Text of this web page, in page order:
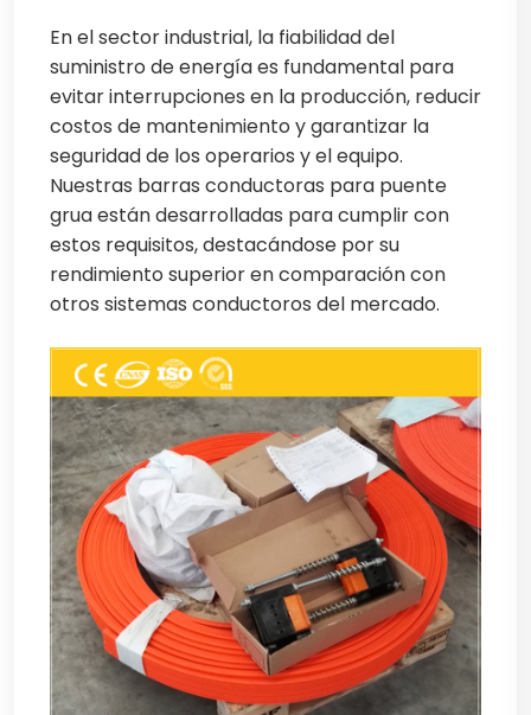
En el sector industrial, la fiabilidad del
suministro de energía es fundamental para
evitar interrupciones en la producción, reducir
costos de mantenimiento y garantizar la
seguridad de los operarios y el equipo.
Nuestras barras conductoras para puente
grua están desarrolladas para cumplir con
estos requisitos, destacándose por su
rendimiento superior en comparación con
otros sistemas conductoros del mercado.